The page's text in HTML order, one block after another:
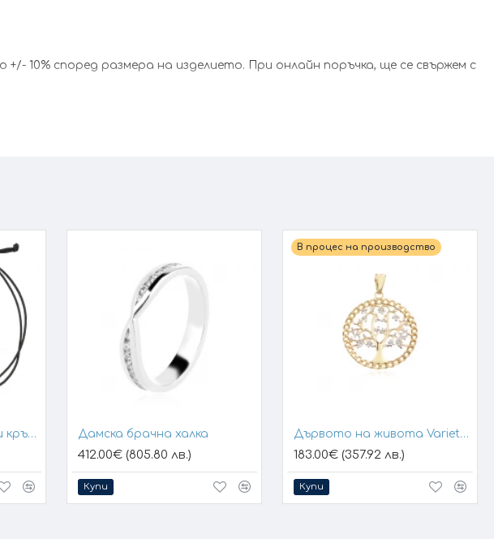
според размера на изделието. При онлайн поръчка, ще се свържем с
Гривна с черен конец и кръстче Дамска брачна халка
412.00€ (805.80 лв.)
Купи
В процес на производство
Дървото на живота Variety 1
183.00€ (357.92 лв.)
Купи